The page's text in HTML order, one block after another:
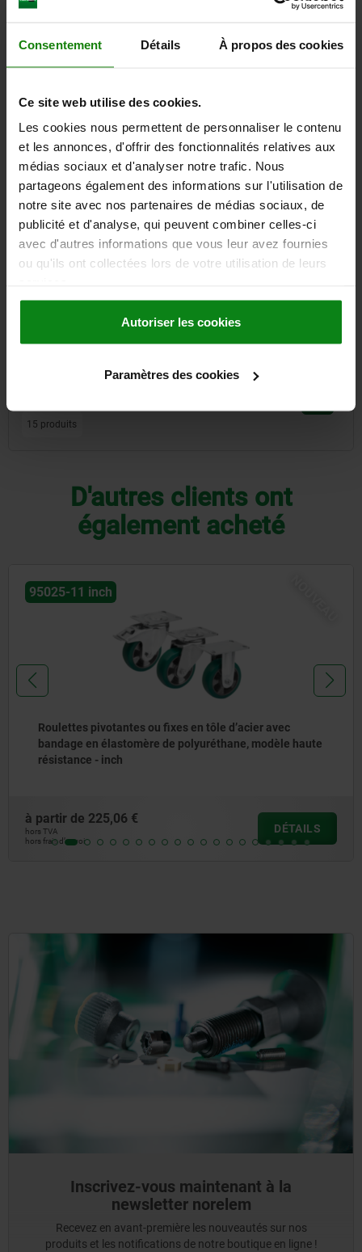
Consentement Détails À propos des cookies
Ce site web utilise des cookies.
Les cookies nous permettent de personnaliser le contenu
et les annonces, d'offrir des fonctionnalités relatives aux
médias sociaux et d'analyser notre trafic. Nous
partageons également des informations sur l'utilisation de
notre site avec nos partenaires de médias sociaux, de
publicité et d'analyse, qui peuvent combiner celles-ci
avec d'autres informations que vous leur avez fournies
ou qu'ils ont collectées lors de votre utilisation de leurs
Autoriser les cookies
Paramètres des cookies
Cônes de nettoyage
4 produits
Outils, équipements d'atelier
15 produits
D'autres clients ont
également acheté
95025-11 inch
Roulettes pivotantes ou fixes en tôle d’acier avec
bandage en élastomère de polyuréthane, modèle haute
résistance - inch
à partir de 225,06 €
hors TVA
hors frais d’envoi
DÉTAILS
Inscrivez-vous maintenant à la
newsletter norelem
Recevez en avant-première les nouveautés sur nos
produits et les notifications de notre boutique en ligne !